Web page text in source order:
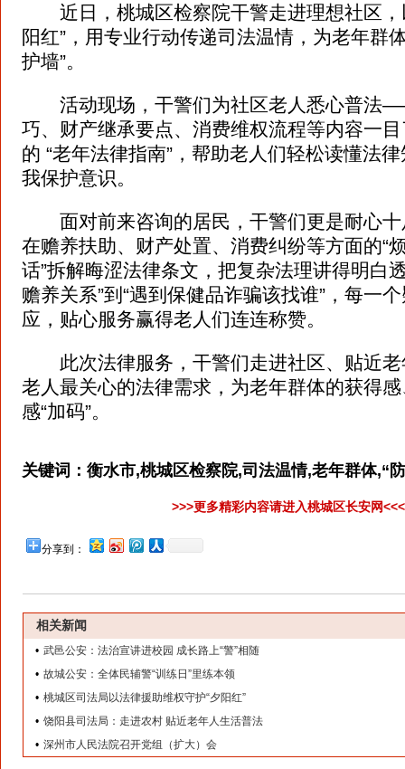
近日，桃城区检察院干警走进理想社区，
阳红”，用专业行动传递司法温情，为老年群
护墙”。
活动现场，干警们为社区老人悉心普法
巧、财产继承要点、消费维权流程等内容一
的 “老年法律指南”，帮助老人们轻松读懂法
我保护意识。
面对前来咨询的居民，干警们更是耐心十
在赡养扶助、财产处置、消费纠纷等方面的“
话”拆解晦涩法律条文，把复杂法理讲得明白
赡养关系”到“遇到保健品诈骗该找谁”，每一
应，贴心服务赢得老人们连连称赞。
此次法律服务，干警们走进社区、贴近老
老人最关心的法律需求，为老年群体的获得
感“加码”。
关键词：衡水市,桃城区检察院,司法温情,老年群体,“
>>>更多精彩内容请进入桃城区长安网<<<
分享到：
相关新闻
• 武邑公安：法治宣讲进校园 成长路上“警”相随
• 故城公安：全体民辅警“训练日”里练本领
• 桃城区司法局以法律援助维权守护“夕阳红”
• 饶阳县司法局：走进农村 贴近老年人生活普法
• 深州市人民法院召开党组（扩大）会